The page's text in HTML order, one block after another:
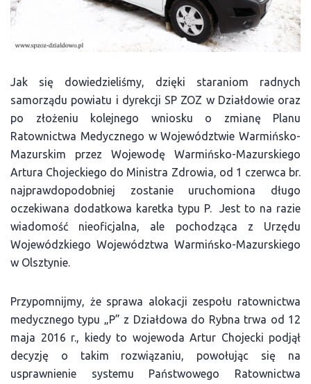
Jak się dowiedzieliśmy, dzięki staraniom radnych
samorządu powiatu i dyrekcji SP ZOZ w Działdowie oraz
po złożeniu kolejnego wniosku o zmianę Planu
Ratownictwa Medycznego w Województwie Warmińsko-
Mazurskim przez Wojewodę Warmińsko-Mazurskiego
Artura Chojeckiego do Ministra Zdrowia, od 1 czerwca br.
najprawdopodobniej zostanie uruchomiona długo
oczekiwana dodatkowa karetka typu P. Jest to na razie
wiadomość nieoficjalna, ale pochodząca z Urzędu
Wojewódzkiego Województwa Warmińsko-Mazurskiego
w Olsztynie.
Przypomnijmy, że sprawa alokacji zespołu ratownictwa
medycznego typu „P” z Działdowa do Rybna trwa od 12
maja 2016 r., kiedy to wojewoda Artur Chojecki podjął
decyzję o takim rozwiązaniu, powołując się na
usprawnienie systemu Państwowego Ratownictwa